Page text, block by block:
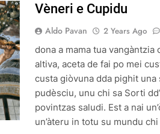
Vèneri e Cupidu
Aldo Pavan 2 Years Ago
dona a mama tua
altiva, aceta de fai po mei
custa giòvuna dda pighit
pudèsciu, unu chi sa Sorti
povintzas saludi. Est a nai
un’àteru in totu su mundu